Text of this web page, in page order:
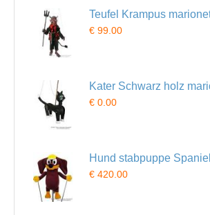
Teufel Krampus
€ 99.00
Kater Schwarz holz
€ 0.00
Hund stabpuppe Spaniel
€ 420.00